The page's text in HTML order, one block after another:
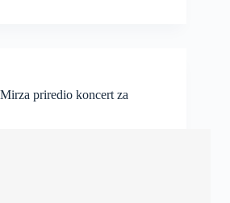
priredio koncert za